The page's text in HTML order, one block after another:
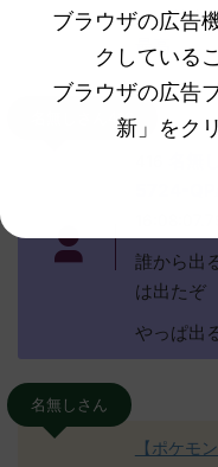
い。リク
最高
名無しさん416
5724-
誰から出
は出たぞ
やっぱ出
名無しさん
【ポケモ
ブラウザの広告
クしている
ブラウザの広告
新」をク